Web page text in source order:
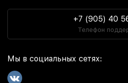
+7 (905) 40
Телефон
Мы в социальных сетях: